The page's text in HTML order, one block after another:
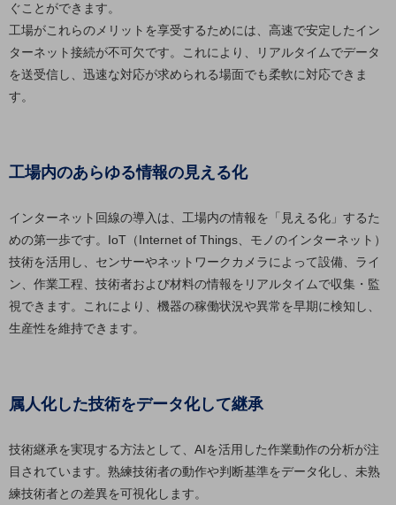
マーケティング
業務効率化
災害対策
遠隔監視
自動化・省電化
人材不足解消
業種・業態で探す
医療・介護
観光
ぐことができます。
工場がこれらのメリットを享受するためには、高速で安定したイン
ターネット接続が不可欠です。これにより、リアルタイムでデータ
を送受信し、迅速な対応が求められる場面でも柔軟に対応できま
す。
工場内のあらゆる情報の見える化
インターネット回線の導入は、工場内の情報を「見える化」するた
めの第一歩です。IoT（Internet of Things、モノのインターネット）
技術を活用し、センサーやネットワークカメラによって設備、ライ
ン、作業工程、技術者および材料の情報をリアルタイムで収集・監
視できます。これにより、機器の稼働状況や異常を早期に検知し、
生産性を維持できます。
属人化した技術をデータ化して継承
技術継承を実現する方法として、AIを活用した作業動作の分析が注
目されています。熟練技術者の動作や判断基準をデータ化し、未熟
練技術者との差異を可視化します。